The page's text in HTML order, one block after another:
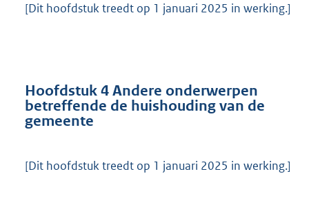
[Dit hoofdstuk treedt op 1 januari 2025 in werking.]
Hoofdstuk 4 Andere onderwerpen
betreffende de huishouding van de
gemeente
[Dit hoofdstuk treedt op 1 januari 2025 in werking.]